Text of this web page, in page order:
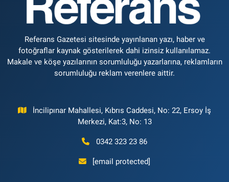
Referans Gazetesi sitesinde yayınlanan yazı, haber ve
fotoğraflar kaynak gösterilerek dahi izinsiz kullanılamaz.
Makale ve köşe yazılarının sorumluluğu yazarlarına, reklamların
sorumluluğu reklam verenlere aittir.
İncilipınar Mahallesi, Kıbrıs Caddesi, No: 22, Ersoy İş
Merkezi, Kat:3, No: 13
0342 323 23 86
[email protected]